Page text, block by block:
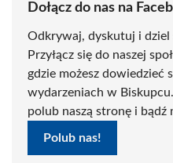
Dołącz do nas na
Odkrywaj, dyskutuj i dziel
Przyłącz się do naszej
gdzie możesz dowiedzieć
wydarzeniach w
polub naszą stronę i bądź
Polub nas!